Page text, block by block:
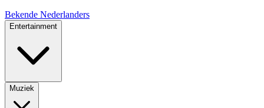
Bekende Nederlanders
Entertainment
Muziek